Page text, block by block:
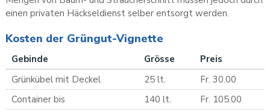
einen privaten Häckseldienst selber entsorgt werden.
Kosten der Grüngut-Vignette
Gebinde Grösse
Preis
Grünkübel mit Deckel
25 lt.
Fr. 30.00
Container bis
140 lt.
Fr. 105.00